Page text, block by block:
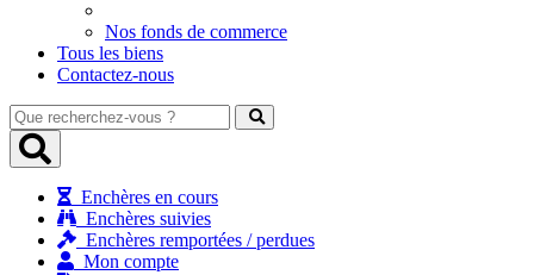
Nos fonds de commerce
Tous les biens
Contactez-nous
Que
recherchez-
vous
Enchères en cours
Enchères suivies
Enchères remportées / perdues
Mon compte